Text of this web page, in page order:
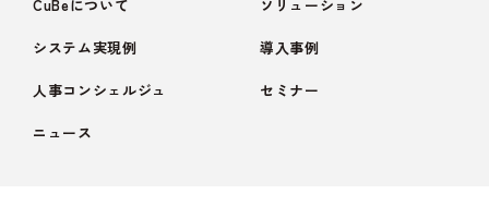
CuBeについて ソリューション
システム実現例 導入事例
人事コンシェルジュ セミナー
ニュース